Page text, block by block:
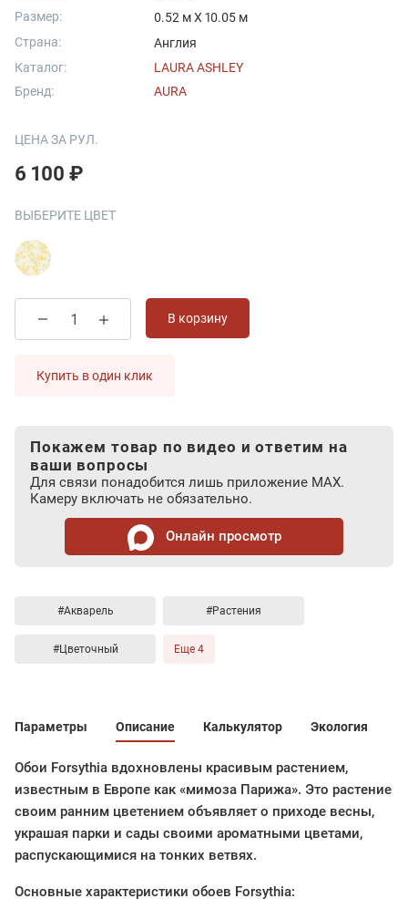
Размер:
0.52 м X 10.05 м
Страна:
Англия
Каталог:
LAURA ASHLEY
Бренд:
AURA
ЦЕНА ЗА РУЛ.
6 100 ₽
ВЫБЕРИТЕ ЦВЕТ
В корзину
Купить в один клик
Покажем товар по видео и ответим на
ваши вопросы
Для связи понадобится лишь приложение MAX.
Камеру включать не обязательно.
Онлайн просмотр
#Акварель #Растения
#Цветочный Еще 4
Параметры Описание Калькулятор Экология
Обои Forsythia вдохновлены красивым растением,
известным в Европе как «мимоза Парижа». Это растение
своим ранним цветением объявляет о приходе весны,
украшая парки и сады своими ароматными цветами,
распускающимися на тонких ветвях.
Основные характеристики обоев Forsythia: